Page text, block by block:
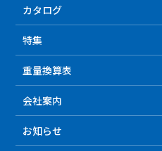
カタログ
特集
重量換算表
会社案内
お知らせ